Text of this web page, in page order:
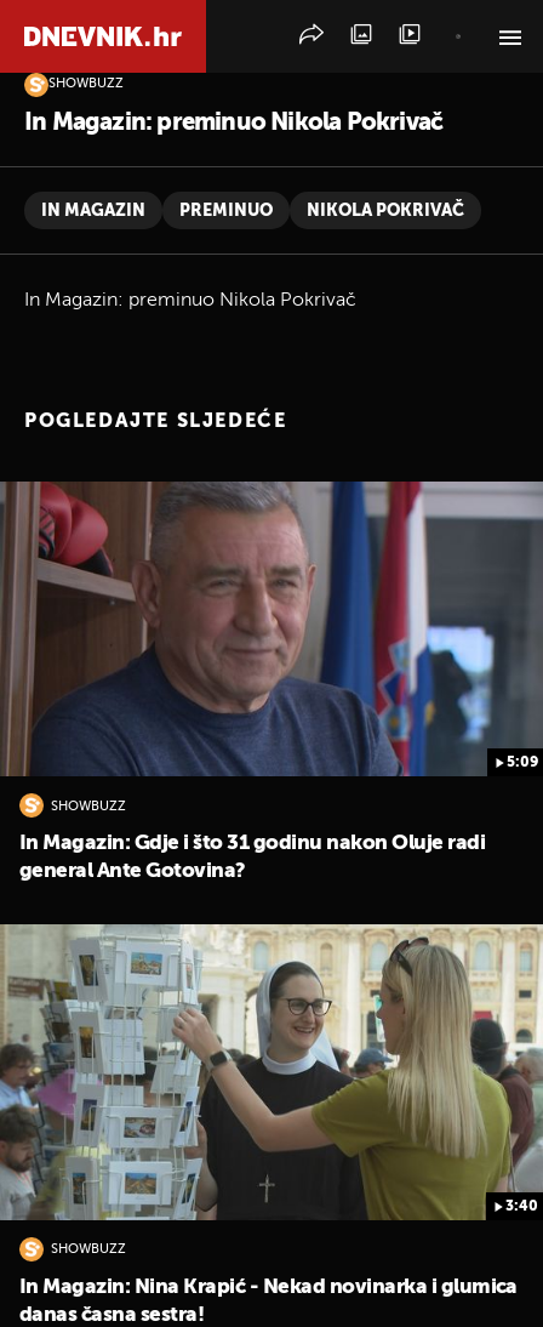
SHOWBUZZ
In Magazin: preminuo Nikola Pokrivač
IN MAGAZIN PREMINUO NIKOLA POKRIVAČ
In Magazin: preminuo Nikola Pokrivač
POGLEDAJTE SLJEDEĆE
5:09
SHOWBUZZ
In Magazin: Gdje i što 31 godinu nakon Oluje radi
general Ante Gotovina?
3:40
SHOWBUZZ
In Magazin: Nina Krapić - Nekad novinarka i glumica
danas časna sestra!
PRETRAŽITE VIJESTI